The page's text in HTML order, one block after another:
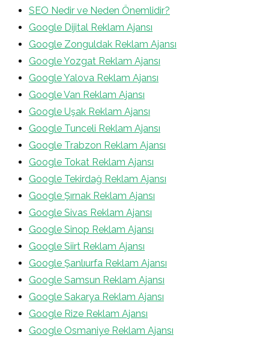
SEO Nedir ve Neden Önemlidir?
Google Dijital Reklam Ajansı
Google Zonguldak Reklam Ajansı
Google Yozgat Reklam Ajansı
Google Yalova Reklam Ajansı
Google Van Reklam Ajansı
Google Uşak Reklam Ajansı
Google Tunceli Reklam Ajansı
Google Trabzon Reklam Ajansı
Google Tokat Reklam Ajansı
Google Tekirdağ Reklam Ajansı
Google Şırnak Reklam Ajansı
Google Sivas Reklam Ajansı
Google Sinop Reklam Ajansı
Google Siirt Reklam Ajansı
Google Şanlıurfa Reklam Ajansı
Google Samsun Reklam Ajansı
Google Sakarya Reklam Ajansı
Google Rize Reklam Ajansı
Google Osmaniye Reklam Ajansı